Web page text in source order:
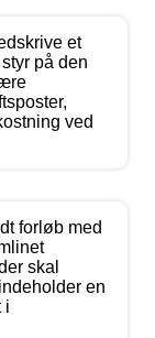
et
på den
ved
forløb med
skal
en
i